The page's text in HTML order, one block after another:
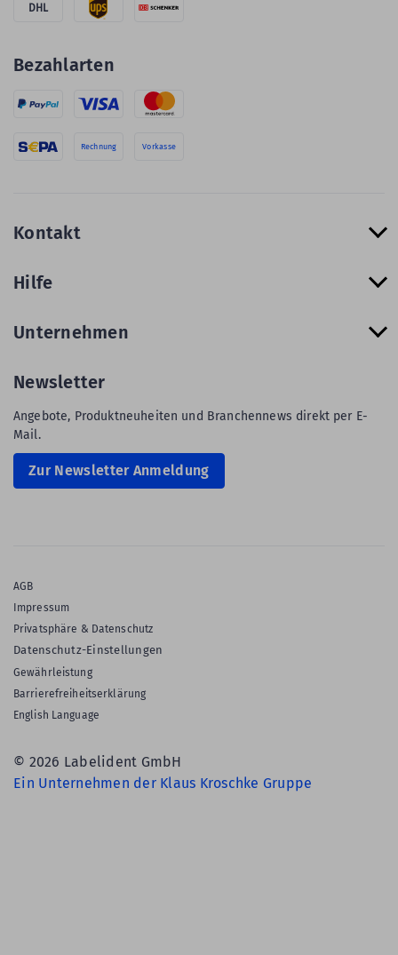
DHL
Bezahlarten
Rechnung Vorkasse
Kontakt
Hilfe
Unternehmen
Newsletter
Angebote, Produktneuheiten und Branchennews direkt per E-
Mail.
Zur Newsletter Anmeldung
AGB
Impressum
Privatsphäre & Datenschutz
Datenschutz-Einstellungen
Gewährleistung
Barrierefreiheitserklärung
English Language
© 2026 Labelident GmbH
Ein Unternehmen der Klaus Kroschke Gruppe